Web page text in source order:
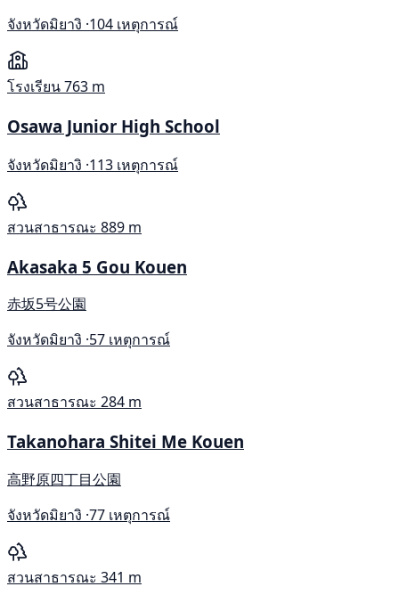
จังหวัดมิยางิ ·104 เหตุการณ์
โรงเรียน763 m
Osawa Junior High School
จังหวัดมิยางิ ·113 เหตุการณ์
สวนสาธารณะ 889 m
Akasaka 5 Gou Kouen
赤坂5号公園
จังหวัดมิยางิ ·57 เหตุการณ์
สวนสาธารณะ 284 m
Takanohara Shitei Me Kouen
高野原四丁目公園
จังหวัดมิยางิ ·77 เหตุการณ์
สวนสาธารณะ 341 m